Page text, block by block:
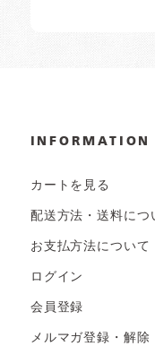
INFORMATION
カートを見る
配送方法・送料につ
お支払方法について
ログイン
会員登録
メルマガ登録・解除